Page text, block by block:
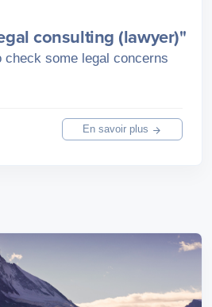
consulting (lawyer)"
check some legal concerns
En savoir plus